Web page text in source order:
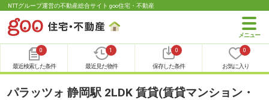
NTTグループ運営の不動産総合サイト goo住宅・不動産
0
最近検索した条件
1
最近見た物件
0
保存した条件
0
お気に入り
パラッツォ 静岡駅 2LDK 賃貸(賃貸マンション・